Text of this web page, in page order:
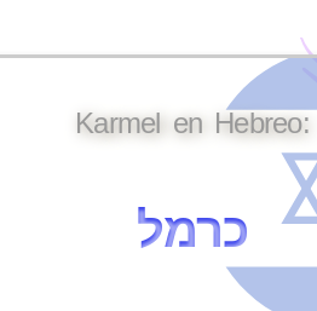
Karmel en Hebreo:
כרמל